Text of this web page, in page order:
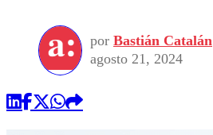
por Bastián Catalán
agosto 21, 2024